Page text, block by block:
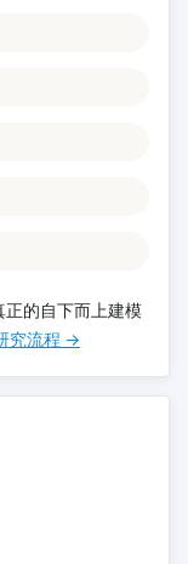
的自下而上建模
究流程 →